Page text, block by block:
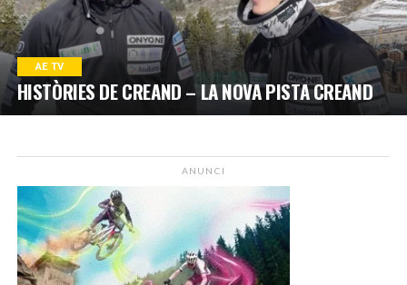
AE TV
HISTÒRIES DE CREAND – LA NOVA PISTA CREAND
ANUNCI